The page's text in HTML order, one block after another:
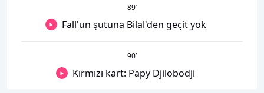
89’
Fall'un şutuna Bilal'den geçit yok
90’
Kırmızı kart: Papy Djilobodji